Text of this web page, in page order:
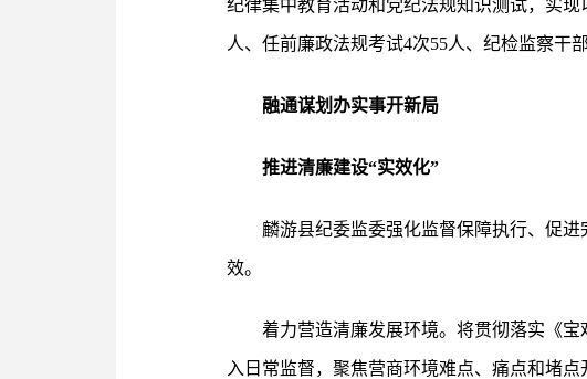
纪律集中教育活动和党纪法规知识测试，实
人、任前廉政法规考试4次55人、纪检监察干
融通谋划办实事开新局
推进清廉建设“实效化”
麟游县纪委监委强化监督保障执行、促
效。
着力营造清廉发展环境。将贯彻落实《
入日常监督，聚焦营商环境难点、痛点和堵